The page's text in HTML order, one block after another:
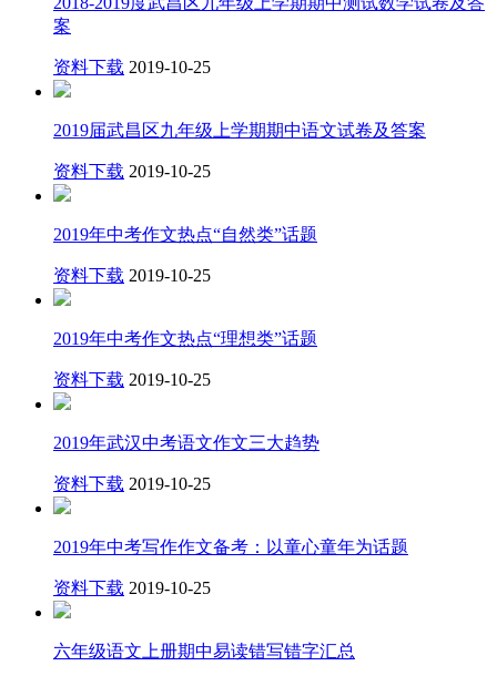
案
资料下载 2019-10-25
2019届武昌区九年级上学期期中语文试卷及答案
资料下载 2019-10-25
2019年中考作文热点“自然类”话题
资料下载 2019-10-25
2019年中考作文热点“理想类”话题
资料下载 2019-10-25
2019年武汉中考语文作文三大趋势
资料下载 2019-10-25
2019年中考写作作文备考：以童心童年为话题
资料下载 2019-10-25
六年级语文上册期中易读错写错字汇总​